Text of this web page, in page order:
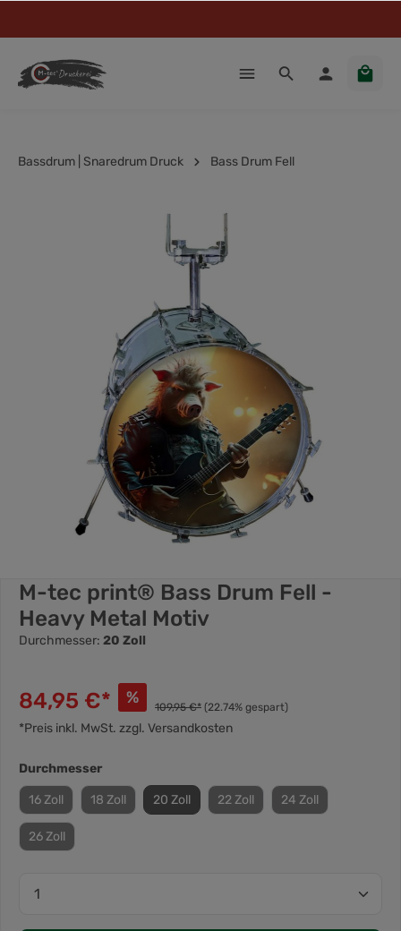
Bassdrum | Snaredrum Druck Bass Drum Fell
M-tec print® Bass Drum Fell -
Heavy Metal Motiv
Durchmesser: 20 Zoll
84,95 €* % 109,95 €* (22.74% gespart)
*Preis inkl. MwSt. zzgl. Versandkosten
Durchmesser
16 Zoll 18 Zoll 20 Zoll 22 Zoll 24 Zoll
26 Zoll